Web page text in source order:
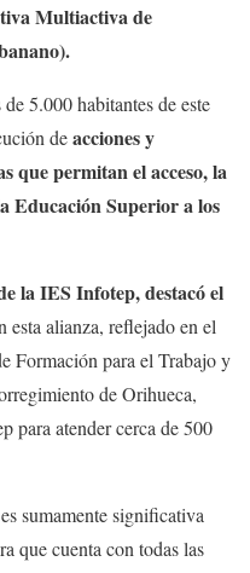
Multiactiva de
5.000 habitantes de este
deacciones y
que permitan el acceso, la
Educación Superior a los
la IES Infotep, destacó el
esta alianza, reflejado en el
Formación para el Trabajo y
de Orihueca,
para atender cerca de 500
sumamente significativa
que cuenta con todas las